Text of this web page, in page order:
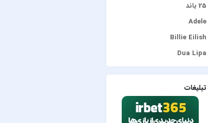
25 باند
Adele
Billie Eilish
Dua Lipa
Gülşen
Hadise
JONY
تبلیغات